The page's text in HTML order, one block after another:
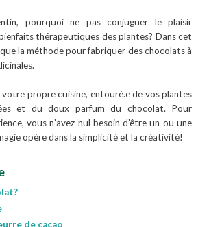
pourquoi ne pas conjuguer le plaisir
thérapeutiques des plantes? Dans cet
la méthode pour fabriquer des chocolats à
votre propre cuisine, entouré.e de vos plantes
et du doux parfum du chocolat. Pour
vous n’avez nul besoin d’être un ou une
opère dans la simplicité et la créativité!
de cacao